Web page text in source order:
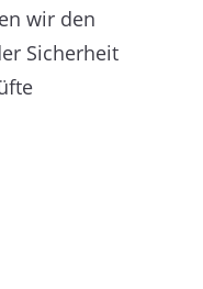
wir den
Sicherheit